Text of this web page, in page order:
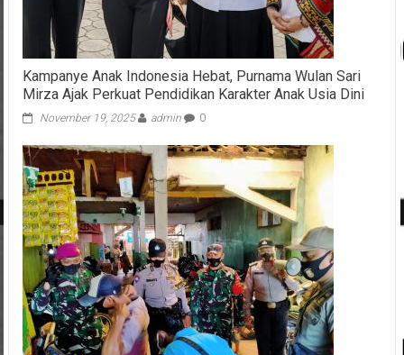
Kampanye Anak Indonesia Hebat, Purnama Wulan Sari
Mirza Ajak Perkuat Pendidikan Karakter Anak Usia Dini
November 19, 2025 admin 0